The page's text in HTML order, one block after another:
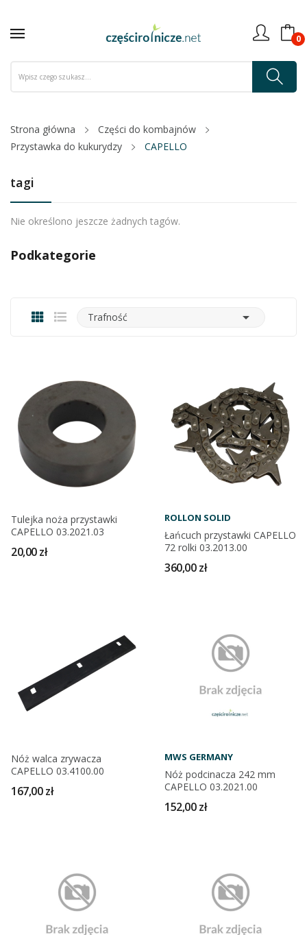
0
Strona główna
Części do kombajnów
Przystawka do kukurydzy
CAPELLO
tagi
Nie określono jeszcze żadnych tagów.
Podkategorie
Trafność 
Tulejka noża przystawki
CAPELLO 03.2021.03
20,00 zł
ROLLON SOLID
Łańcuch przystawki CAPELLO
72 rolki 03.2013.00
360,00 zł
Nóż walca zrywacza
CAPELLO 03.4100.00
167,00 zł
MWS GERMANY
Nóż podcinacza 242 mm
CAPELLO 03.2021.00
152,00 zł